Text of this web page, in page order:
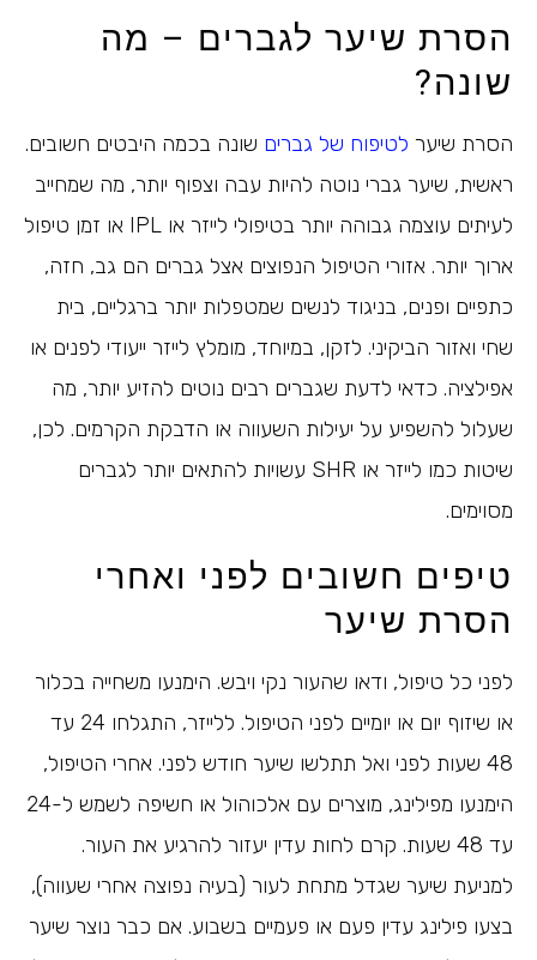
הסרת שיער לגברים – מה
שונה?
הסרת שיער לטיפוח של גברים שונה בכמה היבטים חשובים.
ראשית, שיער גברי נוטה להיות עבה וצפוף יותר, מה שמחייב
לעיתים עוצמה גבוהה יותר בטיפולי לייזר או IPL או זמן טיפול
ארוך יותר. אזורי הטיפול הנפוצים אצל גברים הם גב, חזה,
כתפיים ופנים, בניגוד לנשים שמטפלות יותר ברגליים, בית
שחי ואזור הביקיני. לזקן, במיוחד, מומלץ לייזר ייעודי לפנים או
אפילציה. כדאי לדעת שגברים רבים נוטים להזיע יותר, מה
שעלול להשפיע על יעילות השעווה או הדבקת הקרמים. לכן,
שיטות כמו לייזר או SHR עשויות להתאים יותר לגברים
מסוימים.
טיפים חשובים לפני ואחרי
הסרת שיער
לפני כל טיפול, ודאו שהעור נקי ויבש. הימנעו משחייה בכלור
או שיזוף יום או יומיים לפני הטיפול. ללייזר, התגלחו 24 עד
48 שעות לפני ואל תתלשו שיער חודש לפני. אחרי הטיפול,
הימנעו מפילינג, מוצרים עם אלכוהול או חשיפה לשמש ל-24
עד 48 שעות. קרם לחות עדין יעזור להרגיע את העור.
למניעת שיער שגדל מתחת לעור (בעיה נפוצה אחרי שעווה),
בצעו פילינג עדין פעם או פעמיים בשבוע. אם כבר נוצר שיער